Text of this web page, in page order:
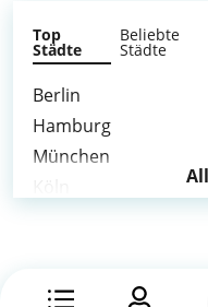
Top
Städte
Beliebte
Städte
Berlin
Hamburg
München